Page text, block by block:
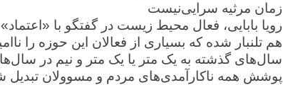
زمان مرثیه سرایی‌نیست
رویا بابایی، فعال محیط زیست در گفتگو با
سال‌های گذشته به یک متر یا یک متر و نیم در
پوشش همه ناکارآمدی‌های مردم و مسوولان